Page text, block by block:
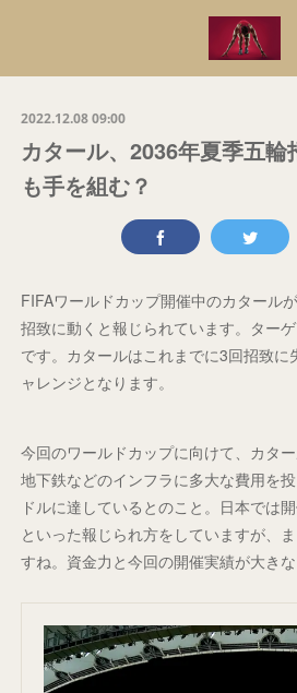
2022.12.08 09:00
カタール、2036年夏季五輪
も手を組む？
FIFAワールドカップ開催中のカタール
招致に動くと報じられています。ター
です。カタールはこれまでに3回招致に
ャレンジとなります。
今回のワールドカップに向けて、カタ
地下鉄などのインフラに多大な費用を
ドルに達しているとのこと。日本では
といった報じられ方をしていますが、
すね。資金力と今回の開催実績が大き